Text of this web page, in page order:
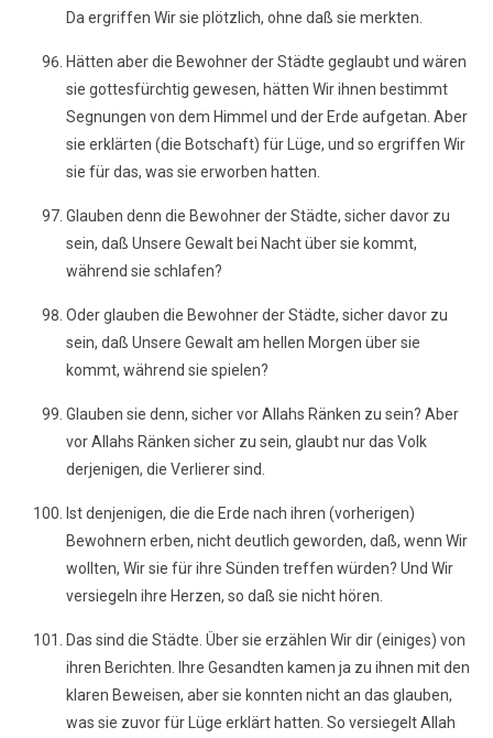
Da ergriffen Wir sie plötzlich, ohne daß sie merkten.
Hätten aber die Bewohner der Städte geglaubt und wären
sie gottesfürchtig gewesen, hätten Wir ihnen bestimmt
Segnungen von dem Himmel und der Erde aufgetan. Aber
sie erklärten (die Botschaft) für Lüge, und so ergriffen Wir
sie für das, was sie erworben hatten.
Glauben denn die Bewohner der Städte, sicher davor zu
sein, daß Unsere Gewalt bei Nacht über sie kommt,
während sie schlafen?
Oder glauben die Bewohner der Städte, sicher davor zu
sein, daß Unsere Gewalt am hellen Morgen über sie
kommt, während sie spielen?
Glauben sie denn, sicher vor Allahs Ränken zu sein? Aber
vor Allahs Ränken sicher zu sein, glaubt nur das Volk
derjenigen, die Verlierer sind.
Ist denjenigen, die die Erde nach ihren (vorherigen)
Bewohnern erben, nicht deutlich geworden, daß, wenn Wir
wollten, Wir sie für ihre Sünden treffen würden? Und Wir
versiegeln ihre Herzen, so daß sie nicht hören.
Das sind die Städte. Über sie erzählen Wir dir (einiges) von
ihren Berichten. Ihre Gesandten kamen ja zu ihnen mit den
klaren Beweisen, aber sie konnten nicht an das glauben,
was sie zuvor für Lüge erklärt hatten. So versiegelt Allah